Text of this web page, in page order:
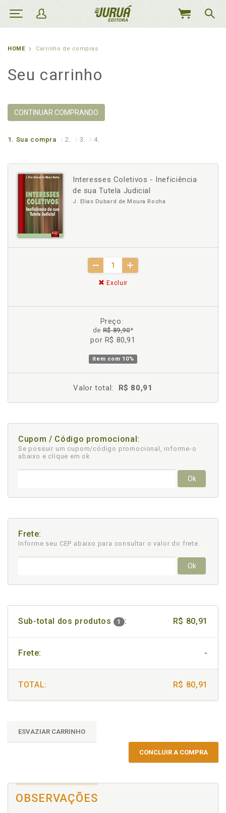
MEU
HOME Carrinho de compras
Seu carrinho
CONTINUAR COMPRANDO
1. Sua compra 2. 3. 4.
Interesses Coletivos - Ineficiência
de sua Tutela Judicial
J. Elias Dubard de Moura Rocha
Excluir
Preço:
deR$ 89,90*
por R$ 80,91
item com 10%
Valor total: R$ 80,91
Cupom / Código promocional:
Se possuir um cupom/código promocional, informe-o
abaixo e clique em ok
Ok
Frete:
Informe seu CEP abaixo para consultar o valor do frete.
Ok
Sub-total dos produtos 1 : R$ 80,91
Frete: -
TOTAL: R$ 80,91
ESVAZIAR CARRINHO
CONCLUIR A COMPRA
OBSERVAÇÕES